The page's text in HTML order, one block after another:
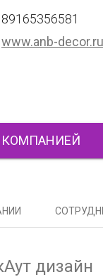
89165356581
www.anb-decor.ru
КОМПАНИЕЙ
дизайн